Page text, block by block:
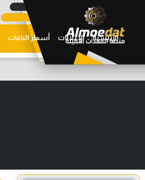
الرئيسية الإعلانات أسعار الباقات